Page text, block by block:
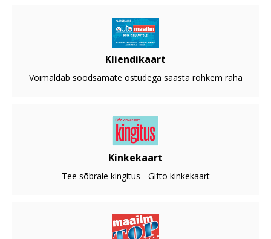
Kliendikaart
Võimaldab soodsamate ostudega säästa rohkem raha
Kinkekaart
Tee sõbrale kingitus - Gifto kinkekaart